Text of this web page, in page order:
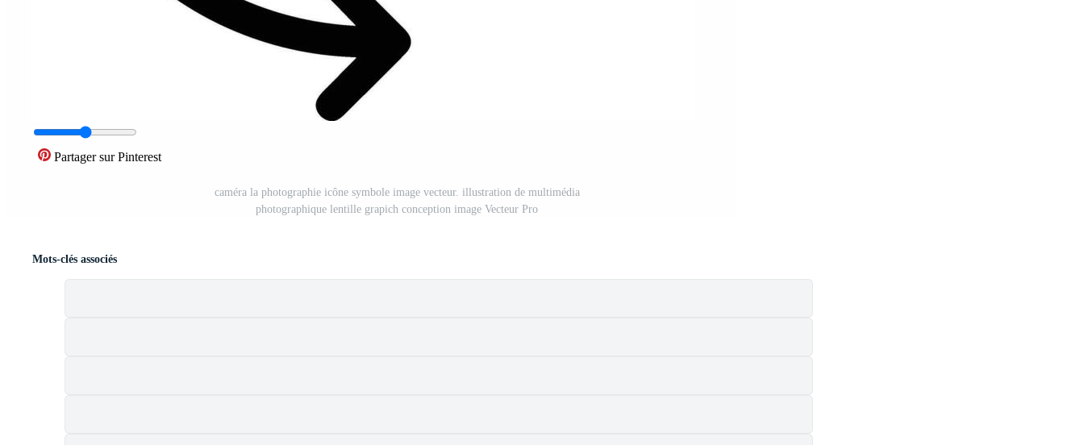
Partager sur Pinterest
caméra la photographie icône symbole image vecteur. illustration de multimédia
photographique lentille grapich conception image Vecteur Pro
Mots-clés associés